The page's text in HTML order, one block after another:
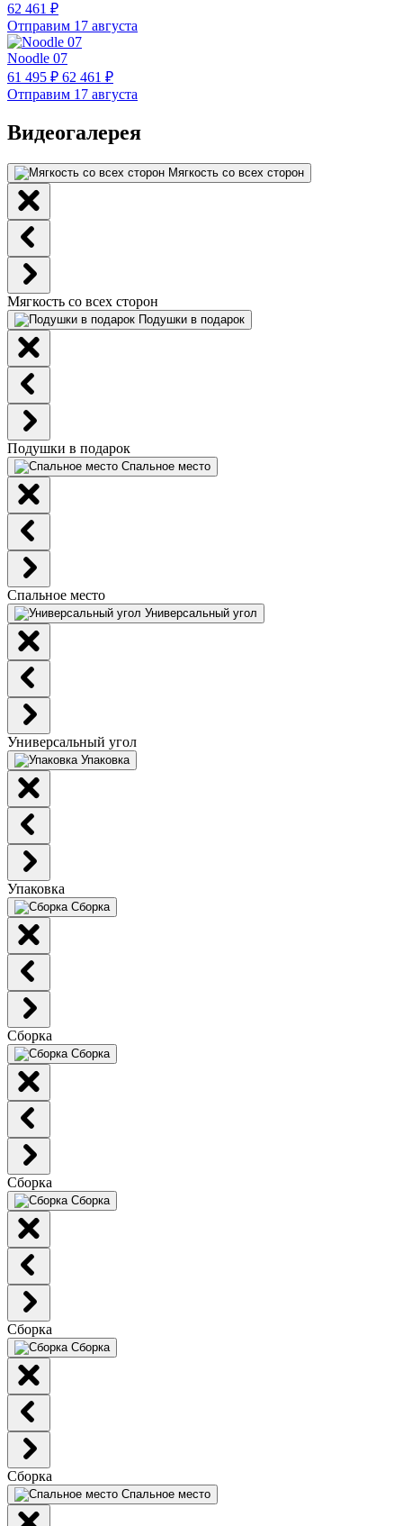
62 461 ₽
Отправим 17 августа
Noodle 07
61 495 ₽ 62 461 ₽
Отправим 17 августа
Видеогалерея
Мягкость со всех сторон
Мягкость со всех сторон
Подушки в подарок
Подушки в подарок
Спальное место
Спальное место
Универсальный угол
Универсальный угол
Упаковка
Упаковка
Сборка
Сборка
Сборка
Сборка
Сборка
Сборка
Сборка
Сборка
Спальное место